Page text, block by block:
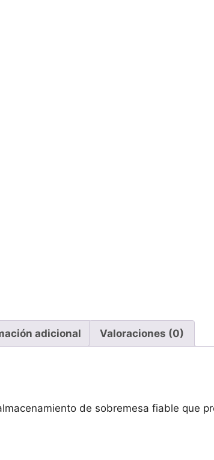
adicional Valoraciones (0)
de sobremesa fiable que